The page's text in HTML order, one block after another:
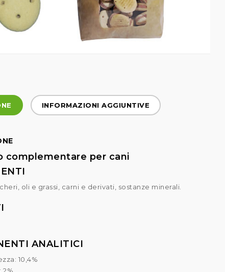
INFORMAZIONI AGGIUNTIVE
complementare per cani
oli e grassi, carni e derivati, sostanze minerali.
ANALITICI
10,4%